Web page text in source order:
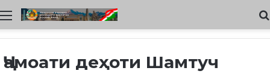
Меню
Ҷамоати деҳоти Шамтуч